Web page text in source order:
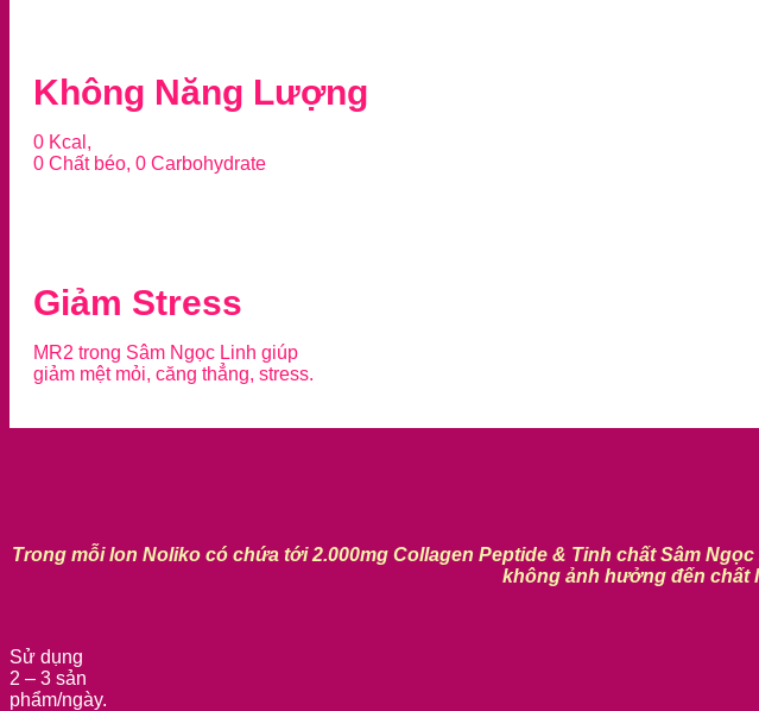
Không Năng Lượng
0 Kcal,
0 Chất béo, 0 Carbohydrate
Giảm Stress
MR2 trong Sâm Ngọc Linh giúp
giảm mệt mỏi, căng thẳng, stress.
Trong mỗi lon Noliko có chứa tới 2.000mg Collagen Peptide & Tinh chất Sâm
không ảnh hưởng đến chất
Sử dụng
2 – 3 sản
phẩm/ngày.